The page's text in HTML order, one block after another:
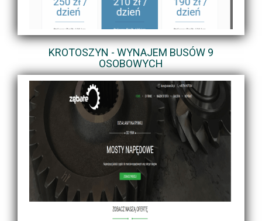
KROTOSZYN - WYNAJEM BUSÓW 9
OSOBOWYCH